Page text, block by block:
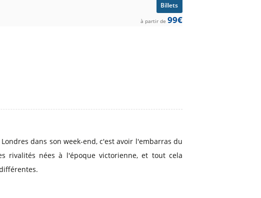
Billets
à partir de 99€
dans son week-end, c'est avoir l'embarras du
rivalités nées à l'époque victorienne, et tout cela